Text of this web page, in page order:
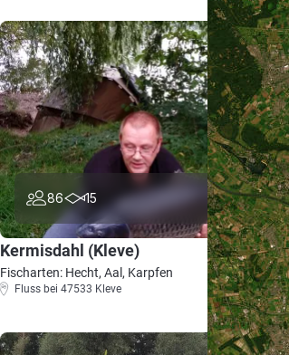
86 15 4.2
Kermisdahl (Kleve)
Fischarten: Hecht, Aal, Karpfen
Fluss bei 47533 Kleve